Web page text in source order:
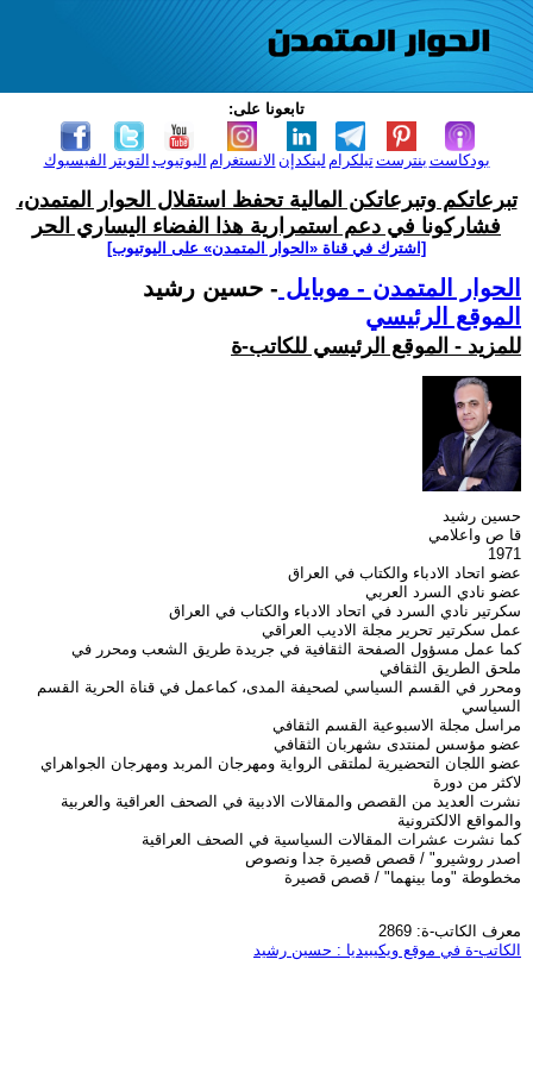
تابعونا على:
الفيسبوك التويتر اليوتيوب الانستغرام لينكدإن تيلكرامبنترست بودكاست
تبرعاتكم وتبرعاتكن المالية تحفظ استقلال الحوار المتمدن،
فشاركونا في دعم استمرارية هذا الفضاء اليساري الحر
[اشترك في قناة ‫«الحوار المتمدن» على اليوتيوب]
الحوار المتمدن - موبايل - حسين رشيد
الموقع الرئيسي
للمزيد - الموقع الرئيسي للكاتب-ة
حسين رشيد
قا ص واعلامي
1971
عضو اتحاد الادباء والكتاب في العراق
عضو نادي السرد العربي
سكرتير نادي السرد في اتحاد الادباء والكتاب في العراق
عمل سكرتير تحرير مجلة الاديب العراقي
كما عمل مسؤول الصفحة الثقافية في جريدة طريق الشعب ومحرر في
ملحق الطريق الثقافي
ومحرر في القسم السياسي لصحيفة المدى، كماعمل في قناة الحرية القسم
السياسي
مراسل مجلة الاسبوعية القسم الثقافي
عضو مؤسس لمنتدى ىشهربان الثقافي
عضو اللجان التحضيرية لملتقى الرواية ومهرجان المربد ومهرجان الجواهراي
لاكثر من دورة
نشرت العديد من القصص والمقالات الادبية في الصحف العراقية والعربية
والمواقع الالكترونية
كما نشرت عشرات المقالات السياسية في الصحف العراقية
اصدر روشيرو" / قصص قصيرة جدا ونصوص
مخطوطة "وما بينهما" / قصص قصيرة
معرف الكاتب-ة: 2869
الكاتب-ة في موقع ويكيبيديا : حسين رشيد